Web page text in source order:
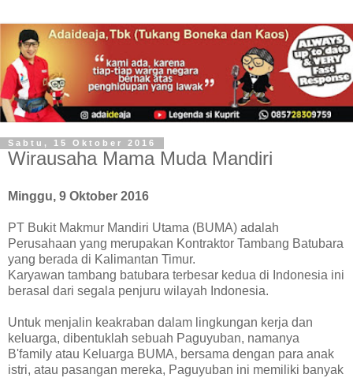
Sabtu, 15 Oktober 2016
Wirausaha Mama Muda Mandiri
Minggu, 9 Oktober 2016
PT Bukit Makmur Mandiri Utama (BUMA) adalah
Perusahaan yang merupakan Kontraktor Tambang Batubara
yang berada di Kalimantan Timur.
Karyawan tambang batubara terbesar kedua di Indonesia ini
berasal dari segala penjuru wilayah Indonesia.
Untuk menjalin keakraban dalam lingkungan kerja dan
keluarga, dibentuklah sebuah Paguyuban, namanya
B'family atau Keluarga BUMA, bersama dengan para anak
istri, atau pasangan mereka, Paguyuban ini memiliki banyak